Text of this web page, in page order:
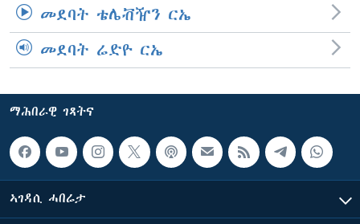
መደባት ቴሌቭዥን ርኤ
መደባት ሬድዮ ርኤ
ማሕበራዊ ገጻትና
ኣገዳሲ ሓበሬታ